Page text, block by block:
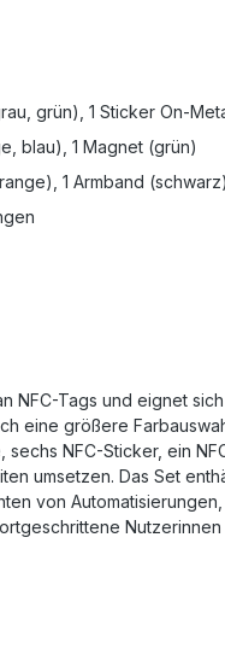
grün), 1 Sticker On-
blau), 1 Magnet (grün)
1 Armband (schwarz)
NFC-Tags und eignet
eine größere
NFC-Sticker, ein
umsetzen. Das Set
von